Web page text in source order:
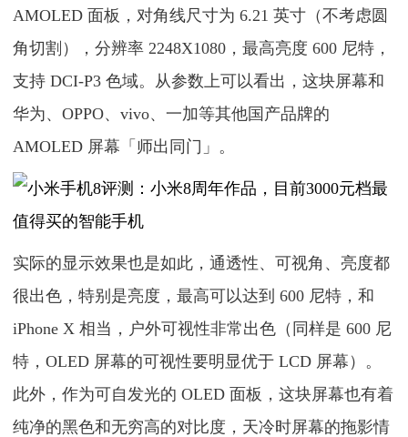
AMOLED 面板，对角线尺寸为 6.21 英寸（不考虑圆
角切割），分辨率 2248X1080，最高亮度 600 尼特，
支持 DCI-P3 色域。从参数上可以看出，这块屏幕和
华为、OPPO、vivo、一加等其他国产品牌的
AMOLED 屏幕「师出同门」。
实际的显示效果也是如此，通透性、可视角、亮度都
很出色，特别是亮度，最高可以达到 600 尼特，和
iPhone X 相当，户外可视性非常出色（同样是 600 尼
特，OLED 屏幕的可视性要明显优于 LCD 屏幕）。
此外，作为可自发光的 OLED 面板，这块屏幕也有着
纯净的黑色和无穷高的对比度，天冷时屏幕的拖影情